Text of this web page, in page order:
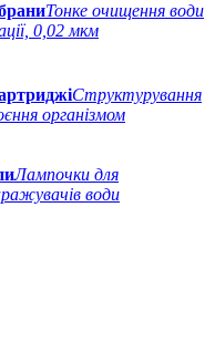
Тонке очищення води
0,02 мкм
Структурування
організмом
Лампочки для
води